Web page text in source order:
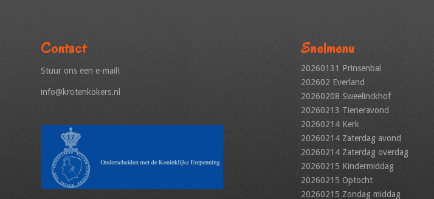
Contact
Stuur ons een e-mail!
info@krotenkokers.nl
Snelmenu
20260131 Prinsenbal
202602 Everland
20260208 Sweelinckhof
20260213 Tieneravond
20260214 Kerk
20260214 Zaterdag avond
20260214 Zaterdag overdag
20260215 Kindermiddag
20260215 Optocht
20260215 Zondag middag